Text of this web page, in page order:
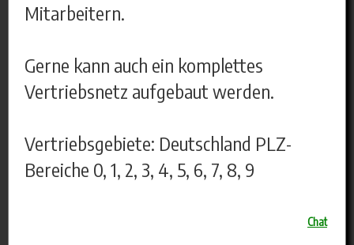
Mitarbeitern.
Gerne kann auch ein komplettes
Vertriebsnetz aufgebaut werden.
Vertriebsgebiete: Deutschland PLZ-
Bereiche 0, 1, 2, 3, 4, 5, 6, 7, 8, 9
Chat